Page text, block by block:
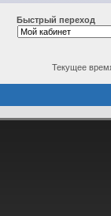
Быстрый переход
Текущее